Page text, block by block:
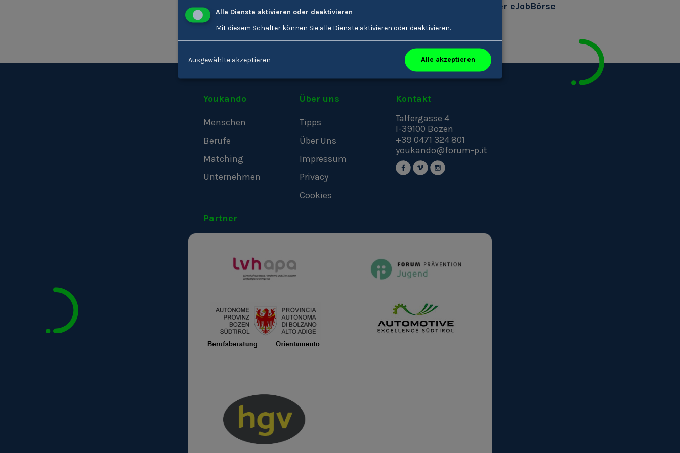
Offene Stellen zu Friseur/-in bei der eJobBörse
Youkando
Menschen
Berufe
Matching
Unternehmen
Über uns
Tipps
Über Uns
Impressum
Privacy
Cookies
Kontakt
Talfergasse 4
I-39100 Bozen
+39 0471 324 801
youkando@forum-p.it
Partner
Alle Dienste aktivieren oder deaktivieren
Mit diesem Schalter können Sie alle Dienste aktivieren oder deaktivieren.
Ausgewählte akzeptieren Alle akzeptieren